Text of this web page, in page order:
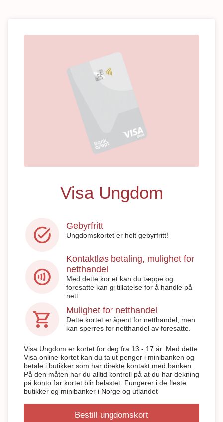
Visa Ungdom
task_alt Gebyrfritt
Ungdomskortet er helt gebyrfritt!
contactless
Kontaktløs betaling, mulighet for
netthandel
Med dette kortet kan du tæppe og
foresatte kan gi tillatelse for å handle på
nett.
shopping_cart Mulighet for netthandel
Dette kortet er åpent for netthandel, men
kan sperres for netthandel av foresatte.
Visa Ungdom er kortet for deg fra 13 - 17 år. Med dette
Visa online-kortet kan du ta ut penger i minibanken og
betale i butikker som har direkte kontakt med banken.
På den måten har du alltid kontroll på at du har dekning
på konto før kortet blir belastet. Fungerer i de fleste
butikker og minibanker i Norge og utlandet
Bestill ungdomskort